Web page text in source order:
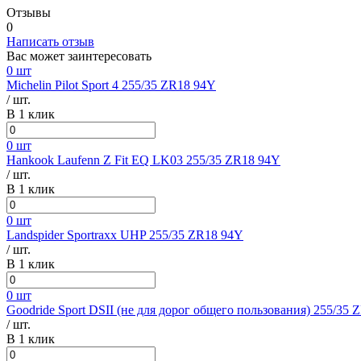
Отзывы
0
Написать отзыв
Вас может заинтересовать
0 шт
Michelin Pilot Sport 4 255/35 ZR18 94Y
/ шт.
В 1 клик
0 шт
Hankook Laufenn Z Fit EQ LK03 255/35 ZR18 94Y
/ шт.
В 1 клик
0 шт
Landspider Sportraxx UHP 255/35 ZR18 94Y
/ шт.
В 1 клик
0 шт
Goodride Sport DSII (не для дорог общего пользования) 255/35
/ шт.
В 1 клик